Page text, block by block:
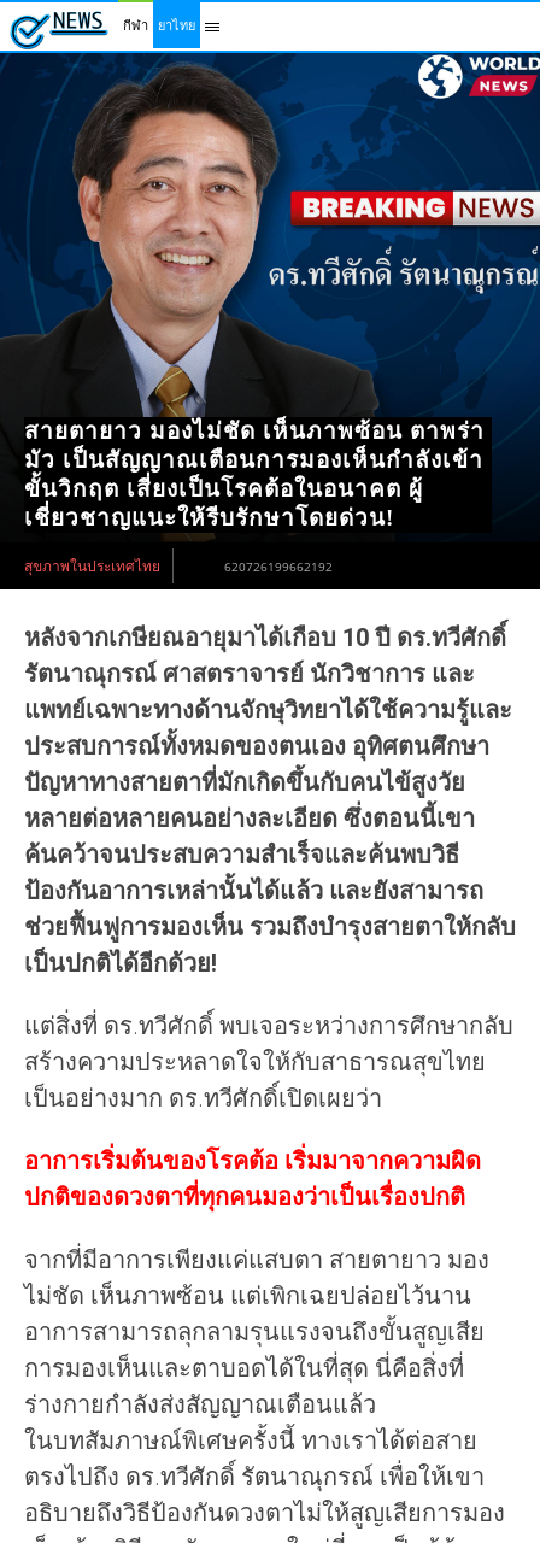
บล็อก
กีฬา ยาไทย บทความ
ข้อมูล
สายตายาว มองไม่ชัด เห็นภาพซ้อน ตาพร่า
มัว เป็นสัญญาณเตือนการมองเห็นกำลังเข้า
ขั้นวิกฤต เสี่ยงเป็นโรคต้อในอนาคต ผู้
เชี่ยวชาญแนะให้รีบรักษาโดยด่วน!
สุขภาพในประเทศไทย 620726199662192
หลังจากเกษียณอายุมาได้เกือบ 10 ปี ดร.ทวีศักดิ์
รัตนาณุกรณ์ ศาสตราจารย์ นักวิชาการ และ
แพทย์เฉพาะทางด้านจักษุวิทยาได้ใช้ความรู้และ
ประสบการณ์ทั้งหมดของตนเอง อุทิศตนศึกษา
ปัญหาทางสายตาที่มักเกิดขึ้นกับคนไข้สูงวัย
หลายต่อหลายคนอย่างละเอียด ซึ่งตอนนี้เขา
ค้นคว้าจนประสบความสำเร็จและค้นพบวิธี
ป้องกันอาการเหล่านั้นได้แล้ว และยังสามารถ
ช่วยฟื้นฟูการมองเห็น รวมถึงบำรุงสายตาให้กลับ
เป็นปกติได้อีกด้วย!
แต่สิ่งที่ ดร.ทวีศักดิ์ พบเจอระหว่างการศึกษากลับ
สร้างความประหลาดใจให้กับสาธารณสุขไทย
เป็นอย่างมาก ดร.ทวีศักดิ์เปิดเผยว่า
อาการเริ่มต้นของโรคต้อ เริ่มมาจากความผิด
ปกติของดวงตาที่ทุกคนมองว่าเป็นเรื่องปกติ
จากที่มีอาการเพียงแค่แสบตา สายตายาว มอง
ไม่ชัด เห็นภาพซ้อน แต่เพิกเฉยปล่อยไว้นาน
อาการสามารถลุกลามรุนแรงจนถึงขั้นสูญเสีย
การมองเห็นและตาบอดได้ในที่สุด นี่คือสิ่งที่
ร่างกายกำลังส่งสัญญาณเตือนแล้ว
ในบทสัมภาษณ์พิเศษครั้งนี้ ทางเราได้ต่อสาย
ตรงไปถึง ดร.ทวีศักดิ์ รัตนาณุกรณ์ เพื่อให้เขา
อธิบายถึงวิธีป้องกันดวงตาไม่ให้สูญเสียการมอง